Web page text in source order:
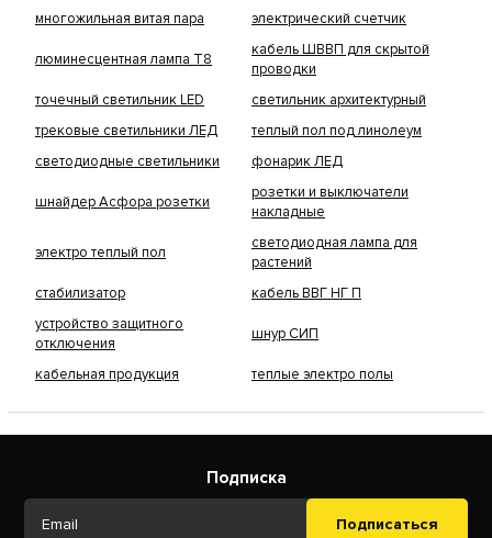
многожильная витая пара
электрический счетчик
люминесцентная лампа Т8
кабель ШВВП для скрытой
проводки
точечный светильник LED
светильник архитектурный
трековые светильники ЛЕД
теплый пол под линолеум
светодиодные светильники
фонарик ЛЕД
шнайдер Асфора розетки
розетки и выключатели
накладные
электро теплый пол
светодиодная лампа для
растений
стабилизатор
кабель ВВГ НГ П
устройство защитного
отключения
шнур СИП
кабельная продукция теплые электро полы
Подписка
Подписаться